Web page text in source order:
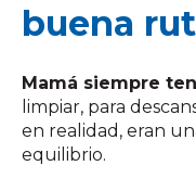
buena
Mamá siempre
limpiar, para
en realidad, eran
equilibrio.